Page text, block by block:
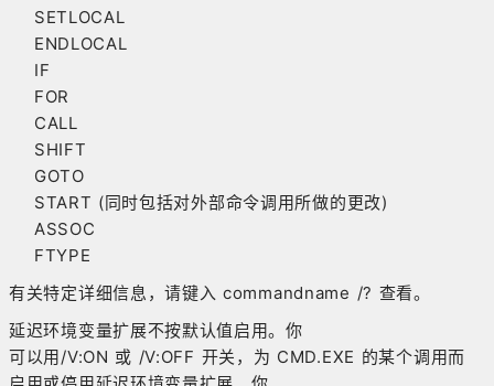
SETLOCAL
ENDLOCAL
IF
FOR
CALL
SHIFT
GOTO
START (同时包括对外部命令调用所做的更改)
ASSOC
FTYPE
有关特定详细信息，请键入 commandname /? 查看。
延迟环境变量扩展不按默认值启用。你
可以用/V:ON 或 /V:OFF 开关，为 CMD.EXE 的某个调用而